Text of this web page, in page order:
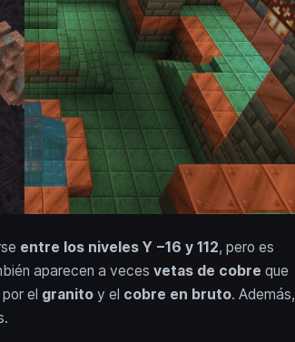
entre los niveles Y −16 y 112, pero es
aparecen a veces vetas de cobre que
el granitoy el cobre en bruto. Además,